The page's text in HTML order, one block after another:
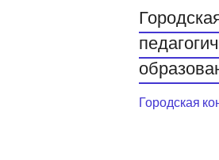
Городская